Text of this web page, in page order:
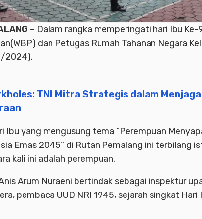
– Dalam rangka memperingati hari Ibu Ke-
dan Petugas Rumah Tahanan Negara
2024).
TNI Mitra Strategis dalam
Ibu yang mengusung tema “Perempuan
Emas 2045” di Rutan Pemalang ini terbilang
kali ini adalah perempuan.
Arum Nuraeni bertindak sebagai inspektur
pembaca UUD NRI 1945, sejarah singkat Hari